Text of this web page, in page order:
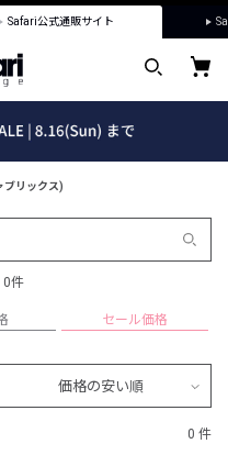
Safari公式通販サイト
ブリックス)
0件
セール価格
価格の安い順
0 件